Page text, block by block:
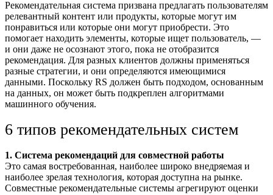
Рекомендательная система призвана предлагать пользователям
релевантный контент или продукты, которые могут им
понравиться или которые они могут приобрести. Это
помогает находить элементы, которые ищет пользователь, —
и они даже не осознают этого, пока не отобразится
рекомендация. Для разных клиентов должны применяться
разные стратегии, и они определяются имеющимися
данными. Поскольку RS должен быть подходом, основанным
на данных, он может быть подкреплен алгоритмами
машинного обучения.
6 типов рекомендательных систем
1. Система рекомендаций для совместной работы
Это самая востребованная, наиболее широко внедряемая и
наиболее зрелая технология, которая доступна на рынке.
Совместные рекомендательные системы агрегируют оценки